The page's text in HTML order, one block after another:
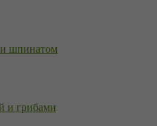
и шпинатом
и грибами